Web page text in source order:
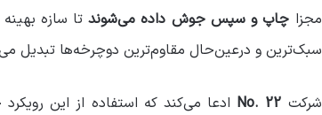
مجزا چاپ و سپس جوش داده می‌شوندتا سازه
سبک‌ترین و درعین‌حال مقاوم‌ترین دوچرخه‌ها تبدیل
شرکت No. 22 ادعا می‌کند که استفاده از این